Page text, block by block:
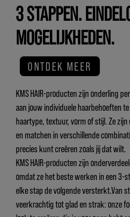
3 STAPPEN.
MOGELIJKHEDEN.
ONTDEK MEER
KMS HAIR-producten zijn onderling
aan jouw individuele haarbehoeften
haartype, textuur, vorm of stijl. Ze
en matchen in verschillende
precies kunt creëren zoals jij dat wilt.
KMS HAIR-producten zijn
omdat ze het beste werken in een 3-
elke stap de volgende versterkt.Van
veerkrachtig tot glad en strak: onze